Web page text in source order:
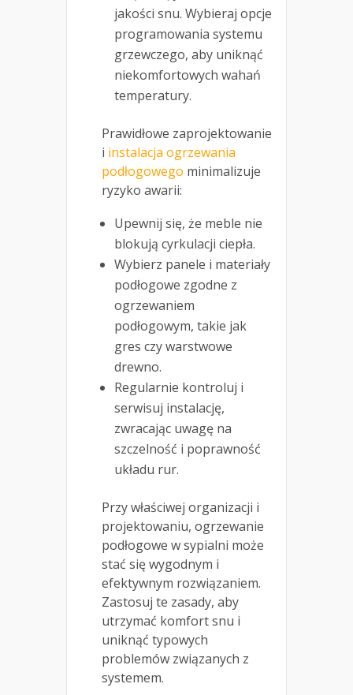
jakości snu. Wybieraj opcje
programowania systemu
grzewczego, aby uniknąć
niekomfortowych wahań
temperatury.
Prawidłowe zaprojektowanie
i instalacja ogrzewania
podłogowego minimalizuje
ryzyko awarii:
Upewnij się, że meble nie
blokują cyrkulacji ciepła.
Wybierz panele i materiały
podłogowe zgodne z
ogrzewaniem
podłogowym, takie jak
gres czy warstwowe
drewno.
Regularnie kontroluj i
serwisuj instalację,
zwracając uwagę na
szczelność i poprawność
układu rur.
Przy właściwej organizacji i
projektowaniu, ogrzewanie
podłogowe w sypialni może
stać się wygodnym i
efektywnym rozwiązaniem.
Zastosuj te zasady, aby
utrzymać komfort snu i
uniknąć typowych
problemów związanych z
systemem.